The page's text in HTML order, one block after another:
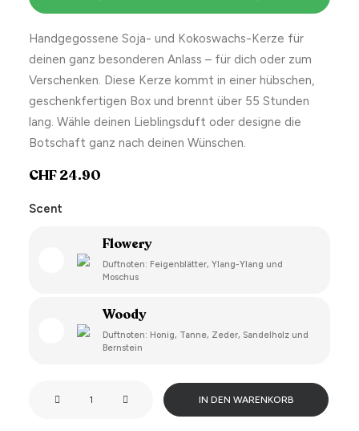
Handgegossene Soja- und Kokoswachs-Kerze für
deinen ganz besonderen Anlass – für dich oder zum
Verschenken. Diese Kerze kommt in einer hübschen,
geschenkfertigen Box und brennt über 55 Stunden
lang. Wähle deinen Lieblingsduft oder designe die
Botschaft ganz nach deinen Wünschen.
CHF24.90
Scent
Flowery
Duftnoten: Feigenblätter, Ylang-Ylang und
Moschus
Woody
Duftnoten: Honig, Tanne, Zeder, Sandelholz und
Bernstein
IN DEN WARENKORB